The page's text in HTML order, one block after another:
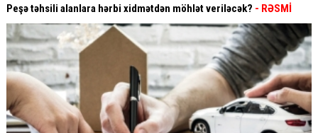
Peşə təhsili alanlara hərbi xidmətdən möhlət veriləcək? - RƏSMİ